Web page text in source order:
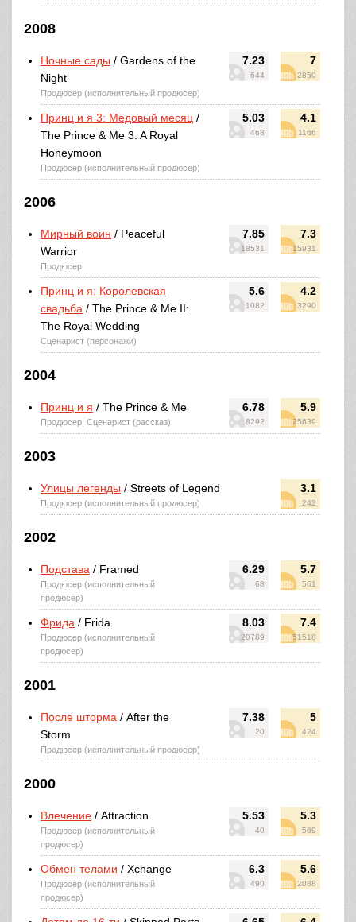
2008
7.23
644
7
2850
Ночные сады / Gardens of the
Night
Продюсер (исполнительный продюсер)
5.03
468
4.1
1166
Принц и я 3: Медовый месяц /
The Prince & Me 3: A Royal
Honeymoon
Продюсер (исполнительный продюсер)
2006
7.85
18531
7.3
15931
Мирный воин / Peaceful
Warrior
Продюсер
5.6
1082
4.2
3290
Принц и я: Королевская
свадьба / The Prince & Me II:
The Royal Wedding
Сценарист (персонажи)
2004
6.78
8292
5.9
25639
Принц и я / The Prince & Me
Продюсер, Сценарист (рассказ)
2003
3.1
242
Улицы легенды / Streets of Legend
Продюсер (исполнительный продюсер)
2002
6.29
68
5.7
561
Подстава / Framed
Продюсер (исполнительный
продюсер)
8.03
20789
7.4
51518
Фрида / Frida
Продюсер (исполнительный
продюсер)
2001
7.38
20
5
424
После шторма / After the
Storm
Продюсер (исполнительный продюсер)
2000
5.53
40
5.3
569
Влечение / Attraction
Продюсер (исполнительный
продюсер)
6.3
490
5.6
2088
Обмен телами / Xchange
Продюсер (исполнительный
продюсер)